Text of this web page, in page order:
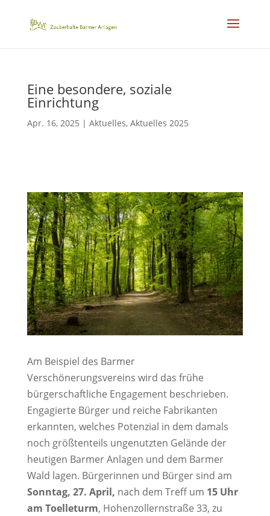
Eine besondere, soziale
Einrichtung
Apr. 16, 2025 | Aktuelles, Aktuelles 2025
Am Beispiel des Barmer
Verschönerungsvereins wird das frühe
bürgerschaftliche Engagement beschrieben.
Engagierte Bürger und reiche Fabrikanten
erkannten, welches Potenzial in dem damals
noch größtenteils ungenutzten Gelände der
heutigen Barmer Anlagen und dem Barmer
Wald lagen. Bürgerinnen und Bürger sind am
Sonntag, 27. April, nach dem Treff um 15 Uhr
am Toelleturm, Hohenzollernstraße 33, zu